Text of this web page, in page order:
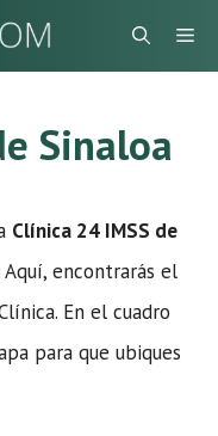
Sinaloa
Clínica 24 IMSS de
encontrarás el
En el cuadro
para que ubiques